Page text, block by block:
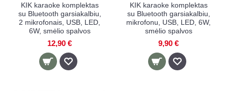
KIK karaoke komplektas
su Bluetooth garsiakalbiu,
2 mikrofonais, USB, LED,
6W, smėlio spalvos
12,90 €
KIK karaoke komplektas
su Bluetooth garsiakalbiu,
mikrofonu, USB, LED, 6W,
smėlio spalvos
9,90 €